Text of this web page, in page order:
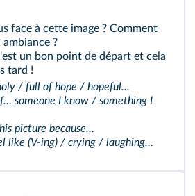
face à cette image ? Comment
?
un bon point de départ et cela
tard !
/ full of hope / hopeful...
someone I know / something I
picture because…
like (V-ing) / crying / laughing…